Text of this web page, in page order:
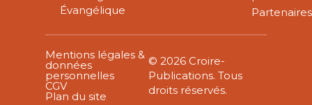
Évangélique
Partenaires
Mentions légales &
données
personnelles
CGV
Plan du site
© 2026 Croire-
Publications. Tous
droits réservés.